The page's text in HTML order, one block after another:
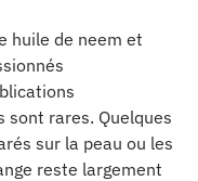
huile de neem et
rares. Quelques
sur la peau ou les
reste largement